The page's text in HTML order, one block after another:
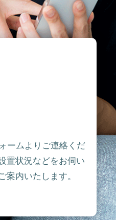
ームよりご連絡くだ
置状況などをお伺い
案内いたします。